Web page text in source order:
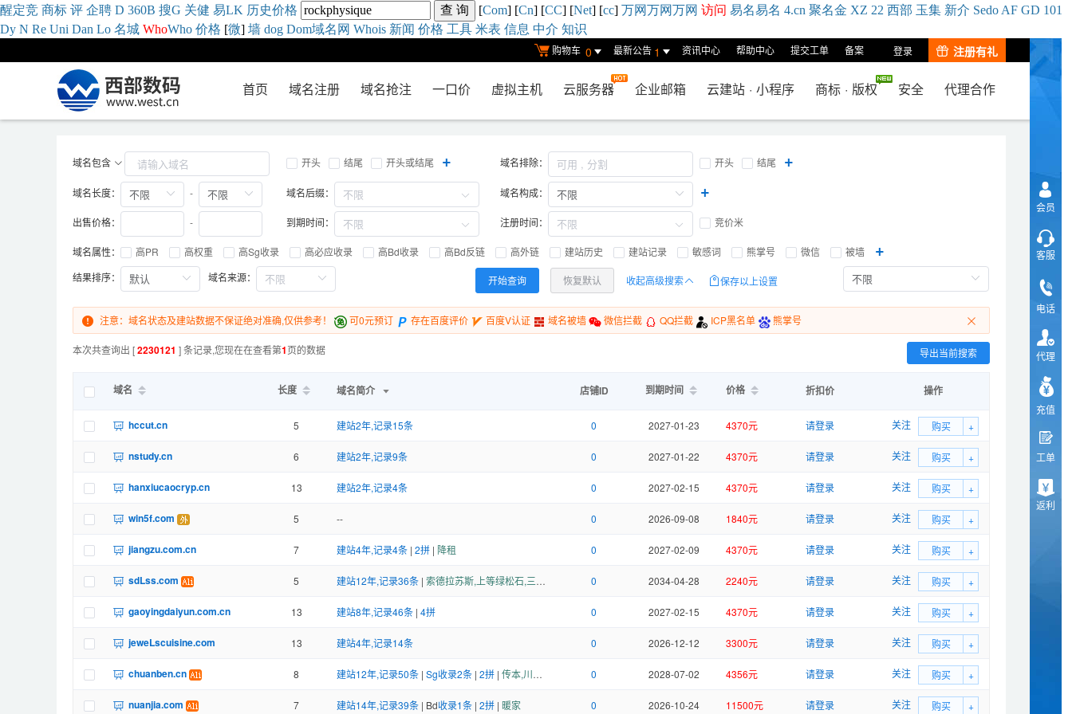
醒定竞 商标 评 企聘 D 360B 搜G 关健 易LK 历史价格 [Com] [Cn] [CC] [Net] [cc] 万网万网万网 访问 易名易名 4.cn 聚名金 XZ 22 西部 玉集 新介 Sedo AF GD 101
Dy N Re Uni Dan Lo 名城 WhoWho 价格 [微] 墙 dog Dom域名网 Whois 新闻 价格 工具 米表 信息 中介 知识